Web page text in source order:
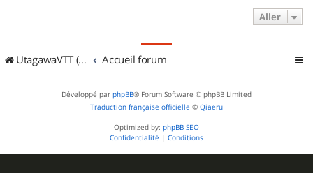
Aller
UtagawaVTT (Randos VTT et VTTAE avec traces GPS) Accueil forum
Développé par phpBB® Forum Software © phpBB Limited
Traduction française officielle © Qiaeru
Optimized by: phpBB SEO
Confidentialité | Conditions